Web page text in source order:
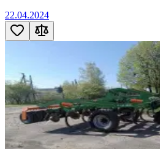
22.04.2024